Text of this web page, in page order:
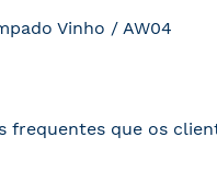
Vinho / AW04
frequentes que os